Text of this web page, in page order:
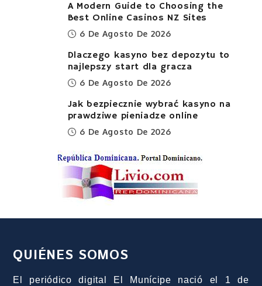
A Modern Guide to Choosing the
Best Online Casinos NZ Sites
6 De Agosto De 2026
Dlaczego kasyno bez depozytu to
najlepszy start dla gracza
6 De Agosto De 2026
Jak bezpiecznie wybrać kasyno na
prawdziwe pieniadze online
6 De Agosto De 2026
QUIÉNES SOMOS
El periódico digital El Munícipe nació el 1 de